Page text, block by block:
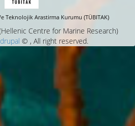
Teknolojik Arastirma Kurumu (TÜBITAK)
Centre for Marine Research)
drupal © , All right reserved.